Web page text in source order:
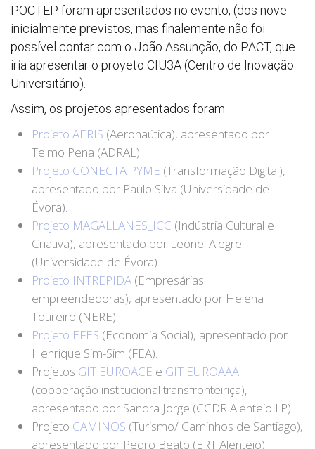
POCTEP foram apresentados no evento, (dos nove
inicialmente previstos, mas finalemente não foi
possível contar com o João Assunção, do PACT, que
iría apresentar o proyeto CIU3A (Centro de Inovação
Universitário).
Assim, os projetos apresentados foram:
Projeto AERIS (Aeronaútica), apresentado por
Telmo Pena (ADRAL)
Projeto CONECTA PYME (Transformação Digital),
apresentado por Paulo Silva (Universidade de
Évora).
Projeto MAGALLANES_ICC (Indústria Cultural e
Criativa), apresentado por Leonel Alegre
(Universidade de Évora).
Projeto INTREPIDA (Empresárias
empreendedoras), apresentado por Helena
Toureiro (NERE).
Projeto EFES (Economia Social), apresentado por
Henrique Sim-Sim (FEA).
Projetos GIT EUROACE e GIT EUROAAA
(cooperação institucional transfronteiriça),
apresentado por Sandra Jorge (CCDR Alentejo I.P).
Projeto CAMINOS (Turismo/ Caminhos de Santiago),
apresentado por Pedro Beato (ERT Alentejo).